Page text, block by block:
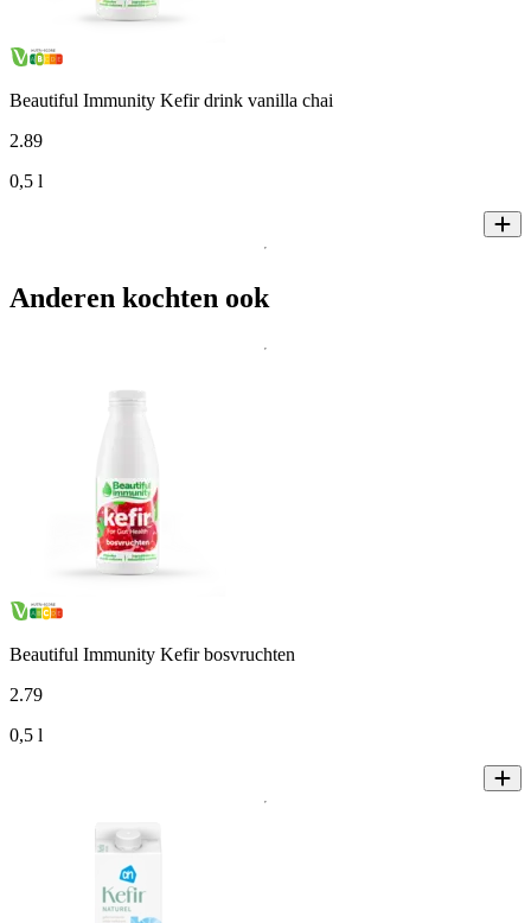
Beautiful Immunity Kefir drink vanilla chai
2.89
0,5 l
Anderen kochten ook
Beautiful Immunity Kefir bosvruchten
2.79
0,5 l